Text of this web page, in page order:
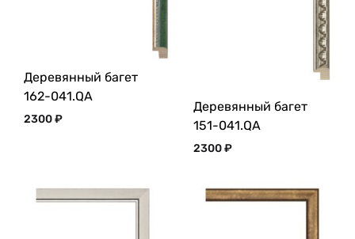
Деревянный багет
162-041.QA
2300₽
Деревянный багет
151-041.QA
2300₽